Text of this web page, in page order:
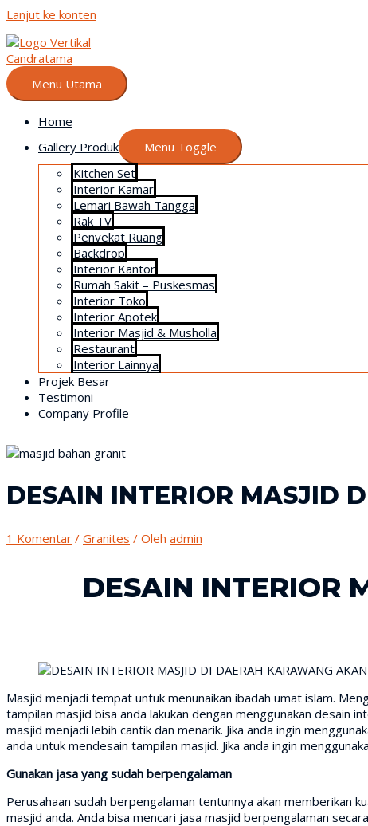
Lanjut ke konten
Menu Utama
Home
Gallery Produk
Menu Toggle
Kitchen Set
Interior Kamar
Lemari Bawah Tangga
Rak TV
Penyekat Ruang
Backdrop
Interior Kantor
Rumah Sakit – Puskesmas
Interior Toko
Interior Apotek
Interior Masjid & Musholla
Restaurant
Interior Lainnya
Projek Besar
Testimoni
Company Profile
DESAIN INTERIOR MASJID
1 Komentar / Granites / Oleh admin
DESAIN INTERIOR
Masjid menjadi tempat untuk menunaikan ibadah umat islam.
tampilan masjid bisa anda lakukan dengan menggunakan desain
masjid menjadi lebih cantik dan menarik. Jika anda ingin
anda untuk mendesain tampilan masjid. Jika anda ingin
Gunakan jasa yang sudah berpengalaman
Perusahaan sudah berpengalaman tentunnya akan memberikan
masjid anda. Anda bisa mencari jasa masjid berpengalaman